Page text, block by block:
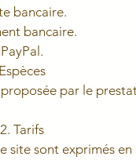
bancaire.
bancaire.
PayPal.
Espèces
par le
2. Tarifs
site sont exprimés en